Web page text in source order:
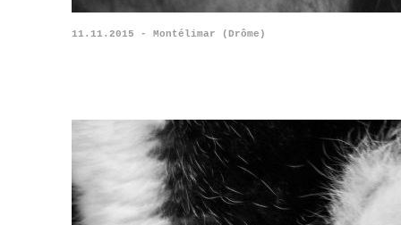
11.11.2015 - Montélimar (Drôme)